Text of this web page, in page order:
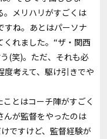
。メリハリがすごくは
すね。あとはパーソナ
くれました。“ザ・関西
(笑)。ただ、それも必
考えて、駆け引きでや
とはコーチ陣がすごく
んが監督をやったのは
ですけど、監督経験が